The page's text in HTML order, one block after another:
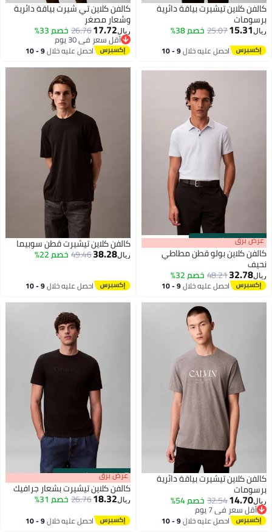
كالفن كلاين تيشيرت بياقة دائرية
برسومات
ريال15.31
25.07خصم 38%
احصل عليه خلال 9 - 10
كالفن كلاين تي شيرت بياقة دائرية
وشعار مصغر
ريال17.72
26.76خصم 33%
أقل سعر في 30 يوم
أقل سعر في 30 يوماحصل عليه خلال 9 - 10
00m:00s
·باقي 100% عرض برق
كالفن كلاين بولو قطن مطاطي
نحيف
ريال32.78
48.21خصم 32%
احصل عليه خلال 9 - 10
كالفن كلاين تيشيرت قطن سوبيما
ريال38.28
49.46خصم 22%
احصل عليه خلال 9 - 10
كالفن كلاين تيشيرت بياقة دائرية
برسومات
ريال14.70
32.54خصم 54%
أقل سعر في 7 يوم
أقل سعر في 7 يوماحصل عليه خلال 9 - 10
00m:00s
·باقي 100% عرض برق
كالفن كلاين تيشيرت بشعار جرافيك
ريال18.32
26.76خصم 31%
احصل عليه خلال 9 - 10